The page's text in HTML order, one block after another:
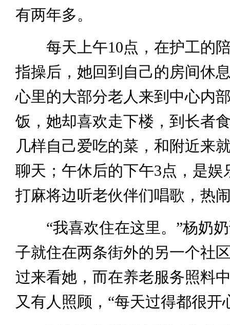
有两年多。
每天上午10点，在护工的陪
指操后，她回到自己的房间休
心里的大部分老人来到中心内
饭，她却喜欢走下楼，到长者
几样自己爱吃的菜，和附近来
聊天；午休后的下午3点，是娱
打麻将边听老伙伴们唱歌，热
“我喜欢住在这里。”杨奶奶
子就住在两条街外的另一个社
过来看她，而在养老服务照料
又有人照顾，“每天过得都很开